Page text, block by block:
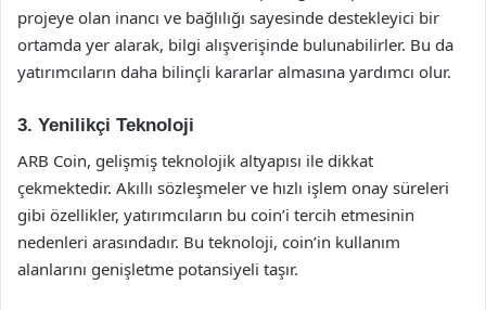
projeye olan inancı ve bağlılığı sayesinde destekleyici bir
ortamda yer alarak, bilgi alışverişinde bulunabilirler. Bu da
yatırımcıların daha bilinçli kararlar almasına yardımcı olur.
3. Yenilikçi Teknoloji
ARB Coin, gelişmiş teknolojik altyapısı ile dikkat
çekmektedir. Akıllı sözleşmeler ve hızlı işlem onay süreleri
gibi özellikler, yatırımcıların bu coin’i tercih etmesinin
nedenleri arasındadır. Bu teknoloji, coin’in kullanım
alanlarını genişletme potansiyeli taşır.